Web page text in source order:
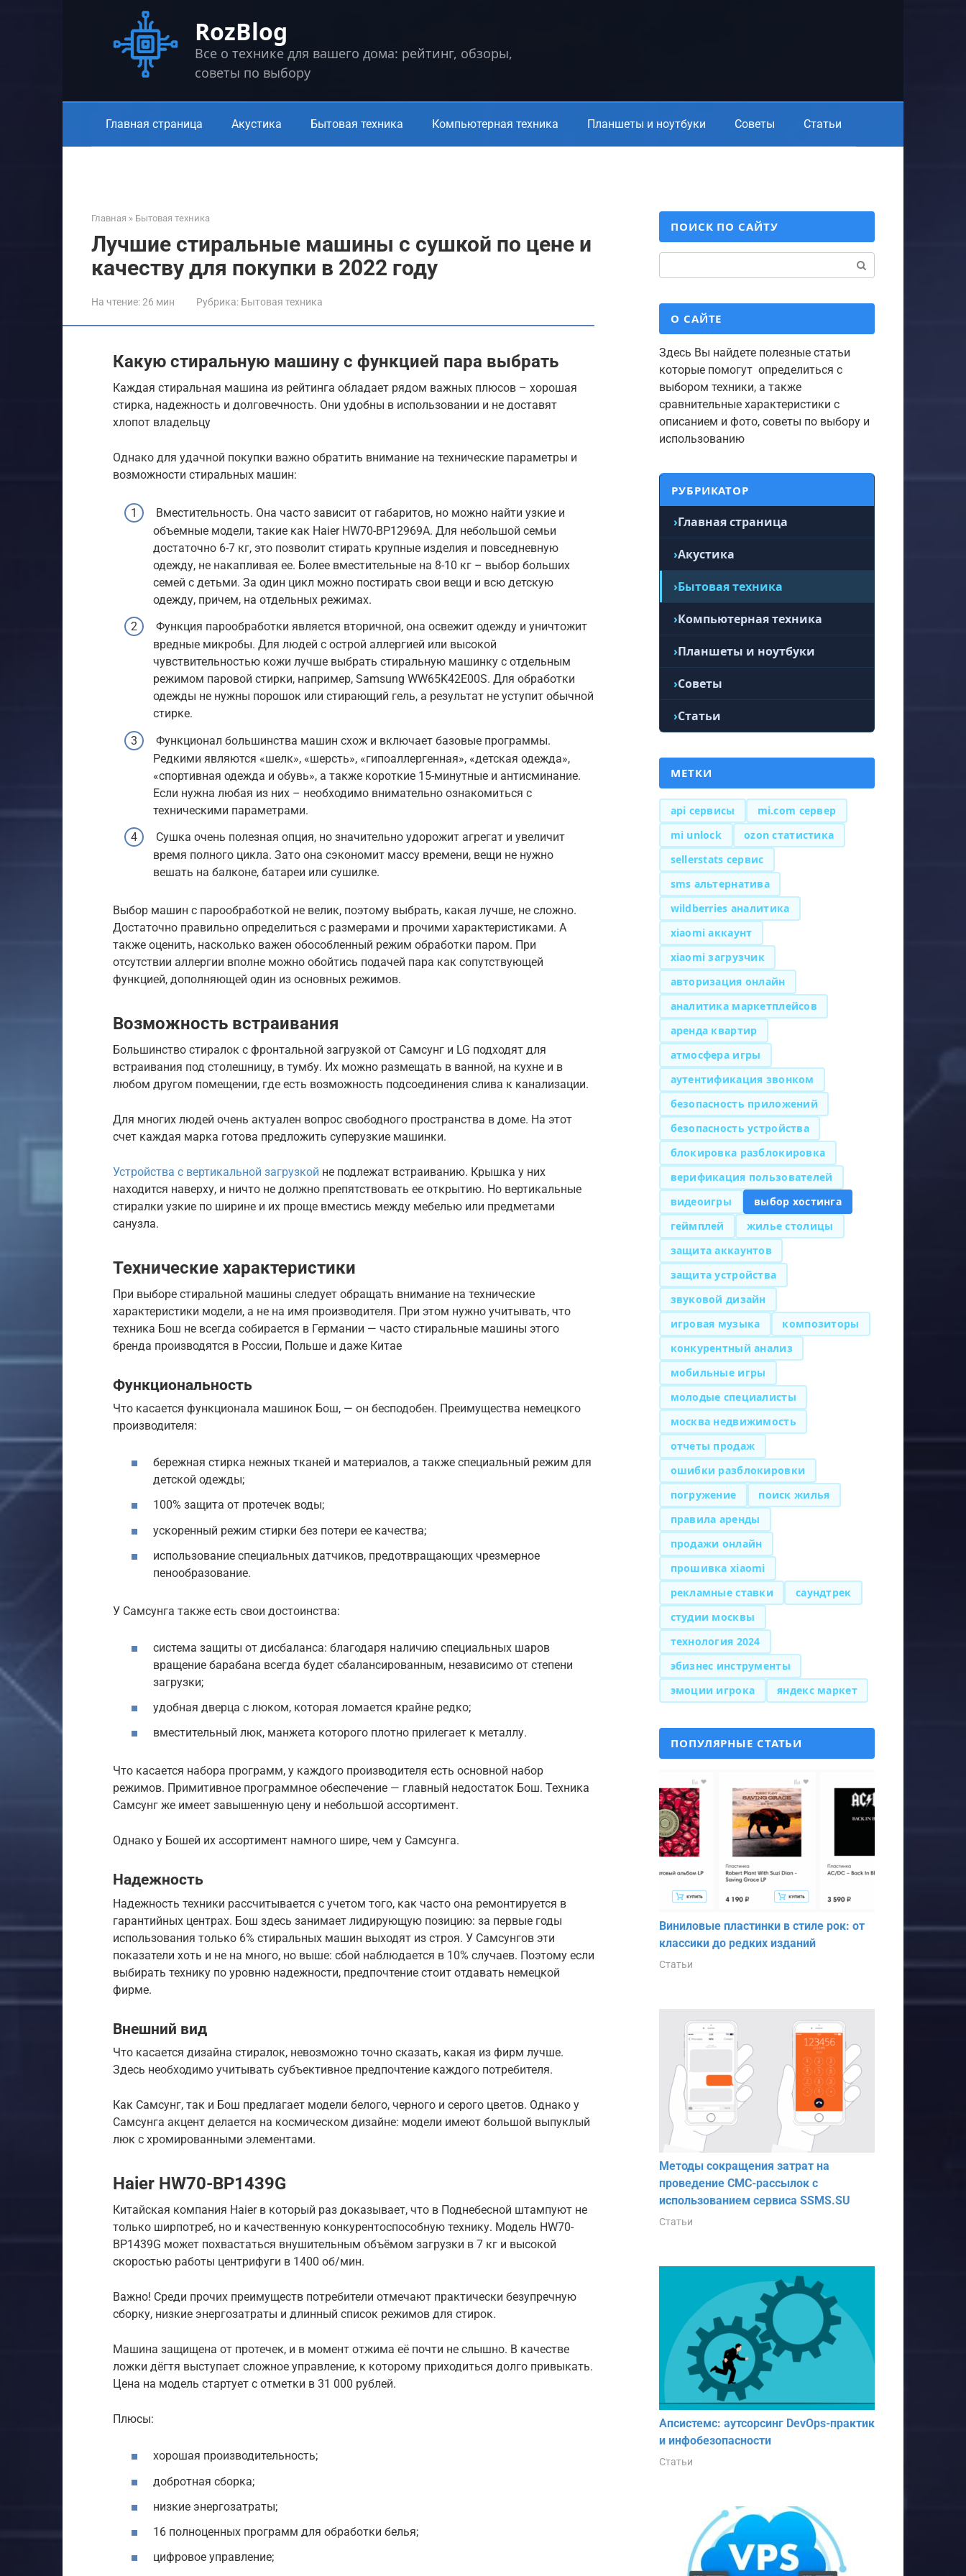
RozBlog
Все о технике для вашего дома: рейтинг, обзоры,
советы по выбору
Главная страница Акустика Бытовая техника Компьютерная техника Планшеты и ноутбуки Советы Статьи
Главная » Бытовая техника
Лучшие стиральные машины с сушкой по цене и
качеству для покупки в 2022 году
На чтение:26 мин Рубрика: Бытовая техника
Какую стиральную машину с функцией пара выбрать
Каждая стиральная машина из рейтинга обладает рядом важных плюсов – хорошая
стирка, надежность и долговечность. Они удобны в использовании и не доставят
хлопот владельцу
Однако для удачной покупки важно обратить внимание на технические параметры и
возможности стиральных машин:
Вместительность. Она часто зависит от габаритов, но можно найти узкие и
объемные модели, такие как Haier HW70-BP12969A. Для небольшой семьи
достаточно 6-7 кг, это позволит стирать крупные изделия и повседневную
одежду, не накапливая ее. Более вместительные на 8-10 кг – выбор больших
семей с детьми. За один цикл можно постирать свои вещи и всю детскую
одежду, причем, на отдельных режимах.
Функция парообработки является вторичной, она освежит одежду и уничтожит
вредные микробы. Для людей с острой аллергией или высокой
чувствительностью кожи лучше выбрать стиральную машинку с отдельным
режимом паровой стирки, например, Samsung WW65K42E00S. Для обработки
одежды не нужны порошок или стирающий гель, а результат не уступит обычной
стирке.
Функционал большинства машин схож и включает базовые программы.
Редкими являются «шелк», «шерсть», «гипоаллергенная», «детская одежда»,
«спортивная одежда и обувь», а также короткие 15-минутные и антисминание.
Если нужна любая из них – необходимо внимательно ознакомиться с
техническими параметрами.
Сушка очень полезная опция, но значительно удорожит агрегат и увеличит
время полного цикла. Зато она сэкономит массу времени, вещи не нужно
вешать на балконе, батареи или сушилке.
Выбор машин с парообработкой не велик, поэтому выбрать, какая лучше, не сложно.
Достаточно правильно определиться с размерами и прочими характеристиками. А
также оценить, насколько важен обособленный режим обработки паром. При
отсутствии аллергии вполне можно обойтись подачей пара как сопутствующей
функцией, дополняющей один из основных режимов.
Возможность встраивания
Большинство стиралок с фронтальной загрузкой от Самсунг и LG подходят для
встраивания под столешницу, в тумбу. Их можно размещать в ванной, на кухне и в
любом другом помещении, где есть возможность подсоединения слива к канализации.
Для многих людей очень актуален вопрос свободного пространства в доме. На этот
счет каждая марка готова предложить суперузкие машинки.
Устройства с вертикальной загрузкой не подлежат встраиванию. Крышка у них
находится наверху, и ничто не должно препятствовать ее открытию. Но вертикальные
стиралки узкие по ширине и их проще вместись между мебелью или предметами
санузла.
Технические характеристики
При выборе стиральной машины следует обращать внимание на технические
характеристики модели, а не на имя производителя. При этом нужно учитывать, что
техника Бош не всегда собирается в Германии — часто стиральные машины этого
бренда производятся в России, Польше и даже Китае
Функциональность
Что касается функционала машинок Бош, — он бесподобен. Преимущества немецкого
производителя:
бережная стирка нежных тканей и материалов, а также специальный режим для
детской одежды;
100% защита от протечек воды;
ускоренный режим стирки без потери ее качества;
использование специальных датчиков, предотвращающих чрезмерное
пенообразование.
У Самсунга также есть свои достоинства:
система защиты от дисбаланса: благодаря наличию специальных шаров
вращение барабана всегда будет сбалансированным, независимо от степени
загрузки;
удобная дверца с люком, которая ломается крайне редко;
вместительный люк, манжета которого плотно прилегает к металлу.
Что касается набора программ, у каждого производителя есть основной набор
режимов. Примитивное программное обеспечение — главный недостаток Бош. Техника
Самсунг же имеет завышенную цену и небольшой ассортимент.
Однако у Бошей их ассортимент намного шире, чем у Самсунга.
Надежность
Надежность техники рассчитывается с учетом того, как часто она ремонтируется в
гарантийных центрах. Бош здесь занимает лидирующую позицию: за первые годы
использования только 6% стиральных машин выходят из строя. У Самсунгов эти
показатели хоть и не на много, но выше: сбой наблюдается в 10% случаев. Поэтому если
выбирать технику по уровню надежности, предпочтение стоит отдавать немецкой
фирме.
Внешний вид
Что касается дизайна стиралок, невозможно точно сказать, какая из фирм лучше.
Здесь необходимо учитывать субъективное предпочтение каждого потребителя.
Как Самсунг, так и Бош предлагает модели белого, черного и серого цветов. Однако у
Самсунга акцент делается на космическом дизайне: модели имеют большой выпуклый
люк с хромированными элементами.
Haier HW70-BP1439G
Китайская компания Haier в который раз доказывает, что в Поднебесной штампуют не
только ширпотреб, но и качественную конкурентоспособную технику. Модель HW70-
BP1439G может похвастаться внушительным объёмом загрузки в 7 кг и высокой
скоростью работы центрифуги в 1400 об/мин.
Важно! Среди прочих преимуществ потребители отмечают практически безупречную
сборку, низкие энергозатраты и длинный список режимов для стирок.
Машина защищена от протечек, и в момент отжима её почти не слышно. В качестве
ложки дёгтя выступает сложное управление, к которому приходиться долго привыкать.
Цена на модель стартует с отметки в 31 000 рублей.
Плюсы:
хорошая производительность;
добротная сборка;
низкие энергозатраты;
16 полноценных программ для обработки белья;
цифровое управление;
ПОИСК ПО САЙТУ
О САЙТЕ
Здесь Вы найдете полезные статьи
которые помогут определиться с
выбором техники, а также
сравнительные характеристики с
описанием и фото, советы по выбору и
использованию
РУБРИКАТОР
Главная страница
Акустика
Бытовая техника
Компьютерная техника
Планшеты и ноутбуки
Советы
Статьи
МЕТКИ
api сервисы
mi.com сервер
mi unlock
ozon статистика
sellerstats сервис
sms альтернатива
wildberries аналитика
xiaomi аккаунт
xiaomi загрузчик
авторизация онлайн
аналитика маркетплейсов
аренда квартир
атмосфера игры
аутентификация звонком
безопасность приложений
безопасность устройства
блокировка разблокировка
верификация пользователей
видеоигры
выбор хостинга
геймплей
жилье столицы
защита аккаунтов
защита устройства
звуковой дизайн
игровая музыка
композиторы
конкурентный анализ
мобильные игры
молодые специалисты
москва недвижимость
отчеты продаж
ошибки разблокировки
погружение
поиск жилья
правила аренды
продажи онлайн
прошивка xiaomi
рекламные ставки
саундтрек
студии москвы
технология 2024
эбизнес инструменты
эмоции игрока
яндекс маркет
ПОПУЛЯРНЫЕ СТАТЬИ
Виниловые пластинки в стиле рок: от
классики до редких изданий
Статьи
Методы сокращения затрат на
проведение СМС-рассылок с
использованием сервиса SSMS.SU
Статьи
Апсистемс: аутсорсинг DevOps-практик
и инфобезопасности
Статьи